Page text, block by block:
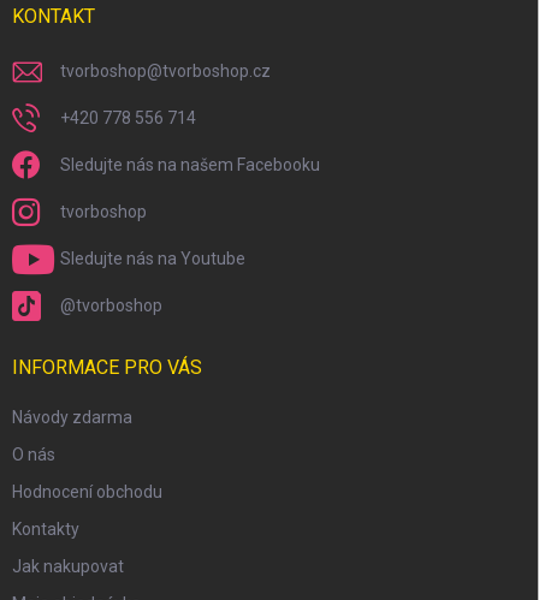
KONTAKT
tvorboshop@tvorboshop.cz
+420 778 556 714
Sledujte nás na našem Facebooku
tvorboshop
Sledujte nás na Youtube
@tvorboshop
INFORMACE PRO VÁS
Návody zdarma
O nás
Hodnocení obchodu
Kontakty
Jak nakupovat